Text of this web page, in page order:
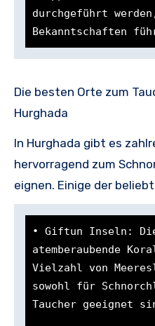
durchgeführt
Bekanntschaften
Die besten Orte zum
Hurghada
In Hurghada gibt es
hervorragend zum
eignen. Einige der
• Giftun Inseln:
atemberaubende
Vielzahl von
sowohl für
Taucher geeignet